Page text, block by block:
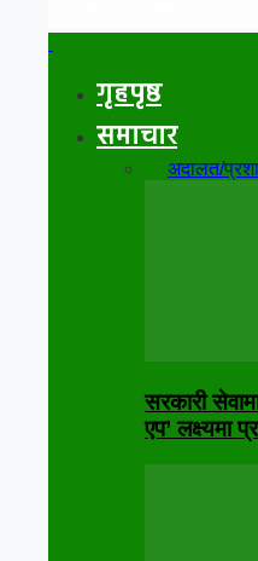
गृहपृष्ठ
समाचार
अदालत/
सरकारी
एप’ लक्ष्यमा